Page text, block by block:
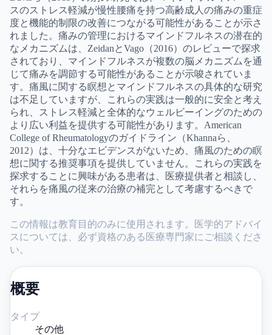
スのストレス軽減が慢性腰痛を持つ高齢成人の痛みの重症
度と機能的制限の改善につながる可能性があることが示さ
れました。痛みの管理におけるマインドフルネスの潜在的
なメカニズムは、ZeidanとVago（2016）のレビューで探求
されており、マインドフルネスが複数の脳メカニズムを通
じて痛みを調節する可能性があることが示唆されていま
す。痛風に関する瞑想とマインドフルネスの具体的な研究
は不足していますが、これらの実践は一般的に安全と考え
られ、ストレス軽減と全体的なウェルビーイングのための
より広い利益を提供する可能性があります。American
College of Rheumatologyのガイドライン（Khannaら、
2012）は、十分なエビデンスがないため、痛風のための瞑
想に関する推奨事項を提供していません。これらの実践を
探求することに興味がある患者は、医療提供者と相談し、
それらを痛風の従来の治療の補完として考慮するべきで
す。
この情報は教育目的のみに使用されます。医学的アドバイ
スについては、必ず資格のある医療専門家にご相談くださ
い。
概要
タイプ
その他